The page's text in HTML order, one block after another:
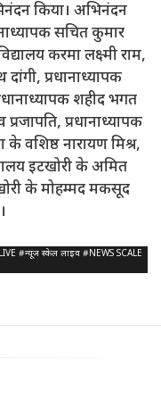
किया। अभिनंदन
सचित कुमार
करमा लक्ष्मी राम,
प्रधानाध्यापक
शहीद भगत
प्रधानाध्यापक
वशिष्ठ नारायण मिश्र,
इटखोरी के अमित
के मोहम्मद मकसूद
#न्यूज स्केल लाइव #NEWS SCALE